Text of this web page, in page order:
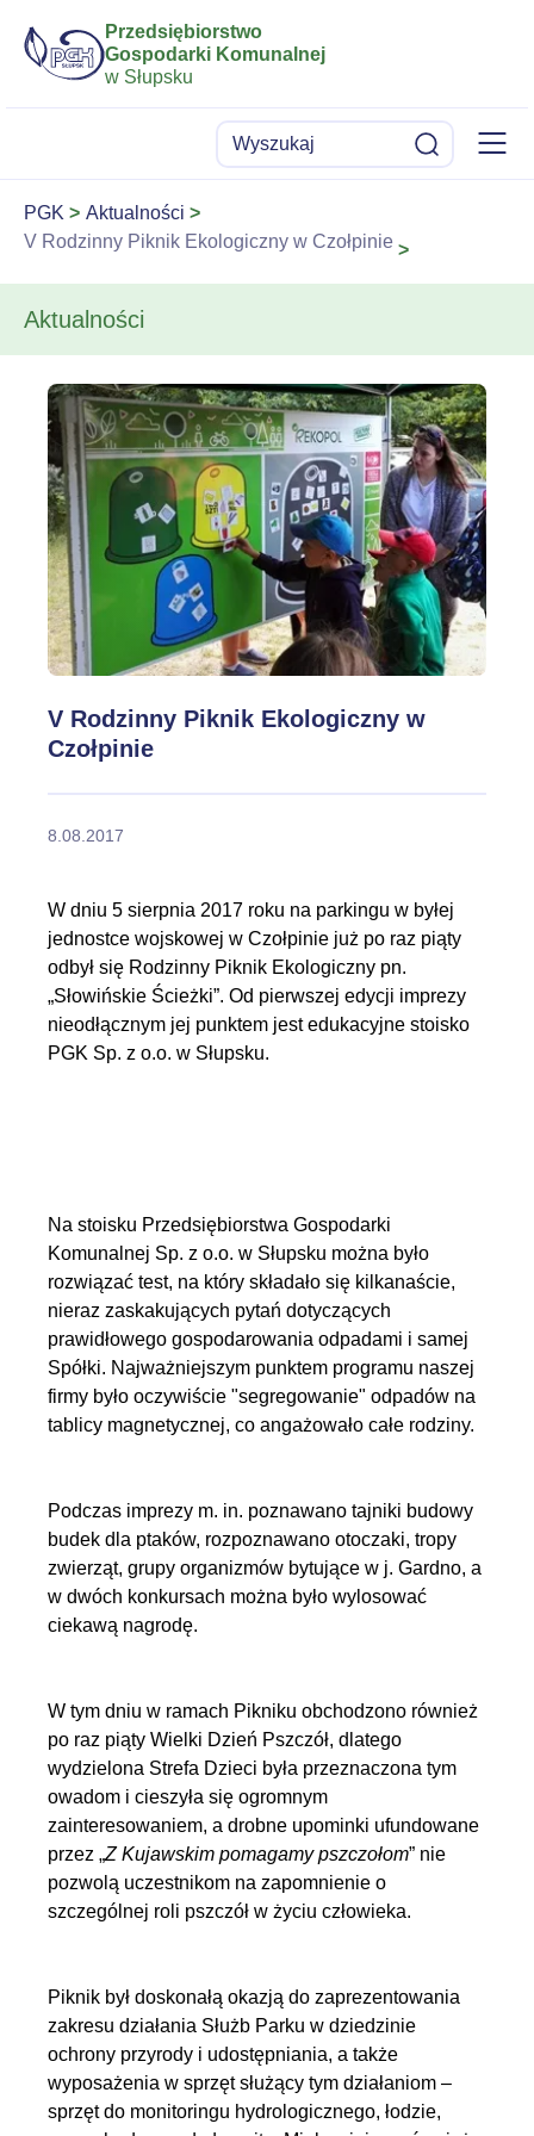
Przedsiębiorstwo
Gospodarki Komunalnej
w Słupsku
Wyszukaj Szukaj Menu
PGK
Aktualności
V Rodzinny Piknik Ekologiczny w Czołpinie
Aktualności
V Rodzinny Piknik Ekologiczny w
Czołpinie
8.08.2017
W dniu 5 sierpnia 2017 roku na parkingu w byłej
jednostce wojskowej w Czołpinie już po raz piąty
odbył się Rodzinny Piknik Ekologiczny pn.
„Słowińskie Ścieżki”. Od pierwszej edycji imprezy
nieodłącznym jej punktem jest edukacyjne stoisko
PGK Sp. z o.o. w Słupsku.
Na stoisku Przedsiębiorstwa Gospodarki
Komunalnej Sp. z o.o. w Słupsku można było
rozwiązać test, na który składało się kilkanaście,
nieraz zaskakujących pytań dotyczących
prawidłowego gospodarowania odpadami i samej
Spółki. Najważniejszym punktem programu naszej
firmy było oczywiście "segregowanie" odpadów na
tablicy magnetycznej, co angażowało całe rodziny.
Podczas imprezy m. in. poznawano tajniki budowy
budek dla ptaków, rozpoznawano otoczaki, tropy
zwierząt, grupy organizmów bytujące w j. Gardno, a
w dwóch konkursach można było wylosować
ciekawą nagrodę.
W tym dniu w ramach Pikniku obchodzono również
po raz piąty Wielki Dzień Pszczół, dlatego
wydzielona Strefa Dzieci była przeznaczona tym
owadom i cieszyła się ogromnym
zainteresowaniem, a drobne upominki ufundowane
przez „Z Kujawskim pomagamy pszczołom” nie
pozwolą uczestnikom na zapomnienie o
szczególnej roli pszczół w życiu człowieka.
Piknik był doskonałą okazją do zaprezentowania
zakresu działania Służb Parku w dziedzinie
ochrony przyrody i udostępniania, a także
wyposażenia w sprzęt służący tym działaniom –
sprzęt do monitoringu hydrologicznego, łodzie,